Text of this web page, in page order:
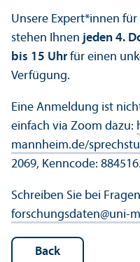
Unsere Expert*innen
stehen Ihnen jeden 4.
bis 15 Uhrfür einen
Verfügung.
Eine Anmeldung ist
einfach via Zoom dazu:
mannheim.de/
2069, Kenncode: 884516.
Schreiben Sie bei
forschungsdaten@uni-
Back